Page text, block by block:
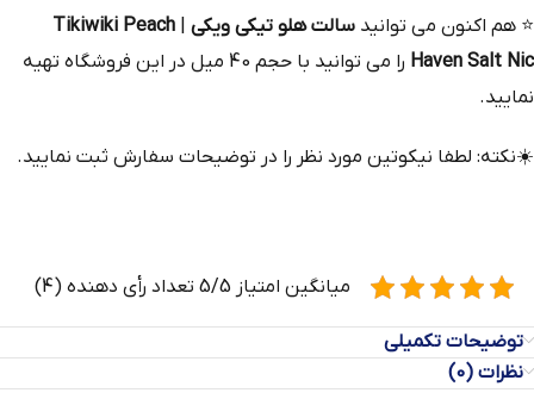
⭐ هم‌ اکنون می‌ توانید سالت هلو تیکی ویکی
Tikiwiki Peach
Haven Salt Nic
را می توانید با حجم 40 میل در این فروشگاه تهیه
نمایید.
☀️نکته: لطفا نیکوتین مورد نظر را در توضیحات سفارش ثبت نمایید.
میانگین امتیاز 5/5 تعداد رأی دهنده (4)
توضیحات تکمیلی
نظرات (0)